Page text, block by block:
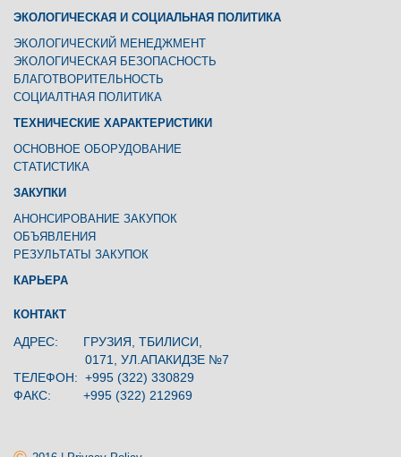
ЭКОЛОГИЧЕСКАЯ И СОЦИАЛЬНАЯ ПОЛИТИКА
ЭКОЛОГИЧЕСКИЙ МЕНЕДЖМЕНТ
ЭКОЛОГИЧЕСКАЯ БЕЗОПАСНОСТЬ
БЛАГОТВОРИТЕЛЬНОСТЬ
СОЦИАЛТНАЯ ПОЛИТИКА
ТЕХНИЧЕСКИЕ ХАРАКТЕРИСТИКИ
ОСНОВНОЕ ОБОРУДОВАНИЕ
СТАТИСТИКА
ЗАКУПКИ
АНОНСИРОВАНИЕ ЗАКУПОК
ОБЪЯВЛЕНИЯ
РЕЗУЛЬТАТЫ ЗАКУПОК
КАРЬЕРА
КОНТАКТ
АДРЕС: ГРУЗИЯ, ТБИЛИСИ,
0171, УЛ.АПАКИДЗЕ №7
ТЕЛЕФОН: +995 (322) 330829
ФАКС: +995 (322) 212969